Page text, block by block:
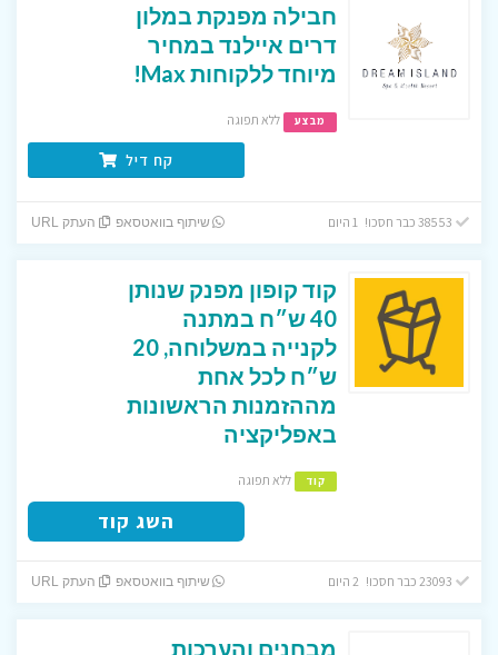
חבילה מפנקת במלון
דרים איילנד במחיר
מיוחד ללקוחות Max!
מבצע ללא תפוגה
קח דיל
שיתוף בוואטסאפ העתק URL
קוד קופון מפנק שנותן
40 ש״ח במתנה
לקנייה במשלוחה, 20
ש״ח לכל אחת
מההזמנות הראשונות
באפליקציה
קוד ללא תפוגה
השג קוד
שיתוף בוואטסאפ העתק URL
מבחנים והערכות